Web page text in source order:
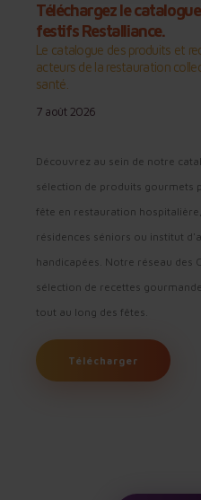
Téléchargez le
festifs Restalliance.
Le catalogue des produits et
acteurs de la restauration
santé.
7 août 2026
Découvrez au sein de notre
sélection de produits gourmets
fête en restauration
résidences séniors ou institut
handicapées. Notre réseau des
sélection de recettes
tout au long des fêtes.
Télécharger